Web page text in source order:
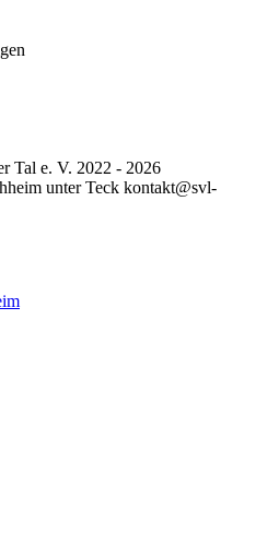
Tal e. V. 2022 - 2026
unter Teck kontakt@svl-